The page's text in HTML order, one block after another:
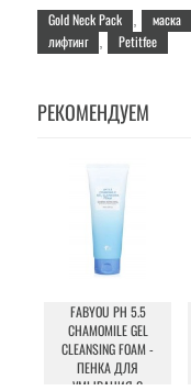
Gold Neck Pack
маска
лифтинг Petitfee
РЕКОМЕНДУЕМ
FABYOU PH 5.5
CHAMOMILE GEL
CLEANSING FOAM -
ПЕНКА ДЛЯ
УМЫВАНИЯ С